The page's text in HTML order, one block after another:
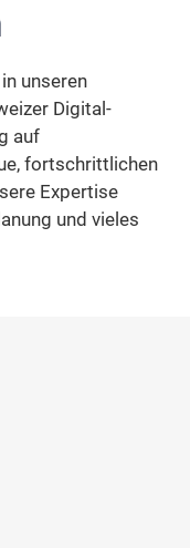
unseren
Digital-
auf
fortschrittlichen
Expertise
und vieles